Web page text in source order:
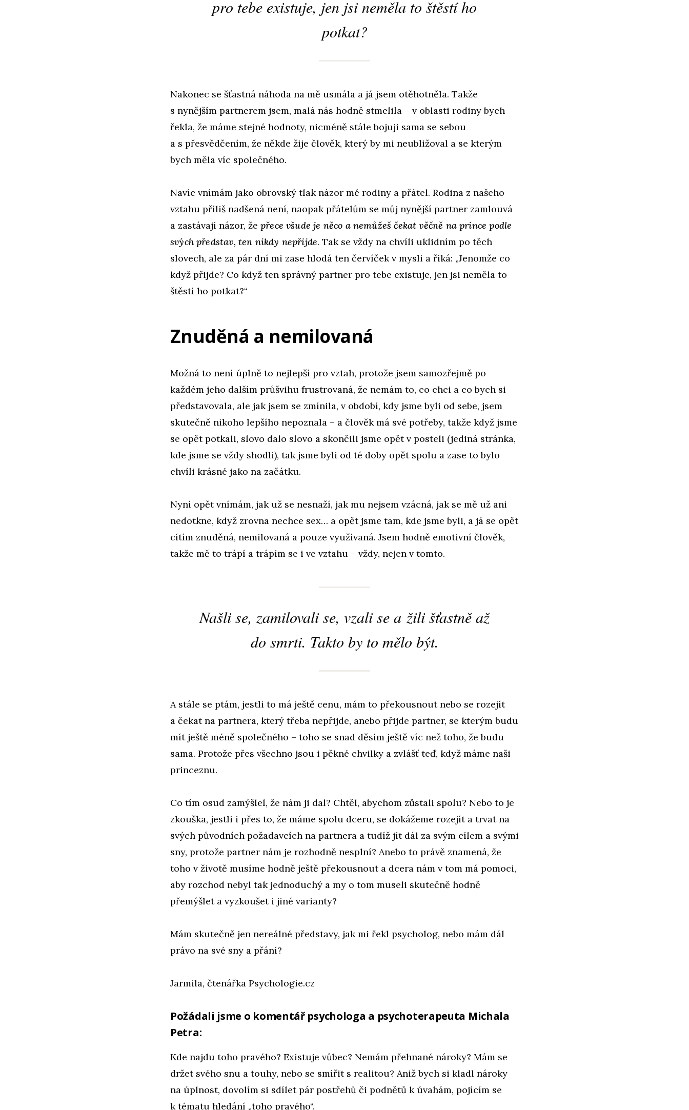
pro tebe existuje, jen jsi neměla to štěstí ho
potkat?
Nakonec se šťastná náhoda na mě usmála a já jsem otěhotněla. Takže
s nynějším partnerem jsem, malá nás hodně stmelila – v oblasti rodiny bych
řekla, že máme stejné hodnoty, nicméně stále bojuji sama se sebou
a s přesvědčením, že někde žije člověk, který by mi neubližoval a se kterým
bych měla víc společného.
Navíc vnímám jako obrovský tlak názor mé rodiny a přátel. Rodina z našeho
vztahu příliš nadšená není, naopak přátelům se můj nynější partner zamlouvá
a zastávají názor, že přece všude je něco a nemůžeš čekat věčně na prince podle
svých představ, ten nikdy nepřijde. Tak se vždy na chvíli uklidním po těch
slovech, ale za pár dní mi zase hlodá ten červíček v mysli a říká: „Jenomže co
když přijde? Co když ten správný partner pro tebe existuje, jen jsi neměla to
štěstí ho potkat?“
Znuděná a nemilovaná
Možná to není úplně to nejlepší pro vztah, protože jsem samozřejmě po
každém jeho dalším průšvihu frustrovaná, že nemám to, co chci a co bych si
představovala, ale jak jsem se zmínila, v období, kdy jsme byli od sebe, jsem
skutečně nikoho lepšího nepoznala – a člověk má své potřeby, takže když jsme
se opět potkali, slovo dalo slovo a skončili jsme opět v posteli (jediná stránka,
kde jsme se vždy shodli), tak jsme byli od té doby opět spolu a zase to bylo
chvíli krásné jako na začátku.
Nyní opět vnímám, jak už se nesnaží, jak mu nejsem vzácná, jak se mě už ani
nedotkne, když zrovna nechce sex… a opět jsme tam, kde jsme byli, a já se opět
cítím znuděná, nemilovaná a pouze využívaná. Jsem hodně emotivní člověk,
takže mě to trápí a trápím se i ve vztahu – vždy, nejen v tomto.
Našli se, zamilovali se, vzali se a žili šťastně až
do smrti. Takto by to mělo být.
A stále se ptám, jestli to má ještě cenu, mám to překousnout nebo se rozejít
a čekat na partnera, který třeba nepřijde, anebo přijde partner, se kterým budu
mít ještě méně společného – toho se snad děsím ještě víc než toho, že budu
sama. Protože přes všechno jsou i pěkné chvilky a zvlášť teď, když máme naši
princeznu.
Co tím osud zamýšlel, že nám ji dal? Chtěl, abychom zůstali spolu? Nebo to je
zkouška, jestli i přes to, že máme spolu dceru, se dokážeme rozejít a trvat na
svých původních požadavcích na partnera a tudíž jít dál za svým cílem a svými
sny, protože partner nám je rozhodně nesplní? Anebo to právě znamená, že
toho v životě musíme hodně ještě překousnout a dcera nám v tom má pomoci,
aby rozchod nebyl tak jednoduchý a my o tom museli skutečně hodně
přemýšlet a vyzkoušet i jiné varianty?
Mám skutečně jen nereálné představy, jak mi řekl psycholog, nebo mám dál
právo na své sny a přání?
Jarmila, čtenářka Psychologie.cz
Požádali jsme o komentář psychologa a psychoterapeuta Michala
Petra:
Kde najdu toho pravého? Existuje vůbec? Nemám přehnané nároky? Mám se
držet svého snu a touhy, nebo se smířit s realitou? Aniž bych si kladl nároky
na úplnost, dovolím si sdílet pár postřehů či podnětů k úvahám, pojícím se
k tématu hledání „toho pravého“.